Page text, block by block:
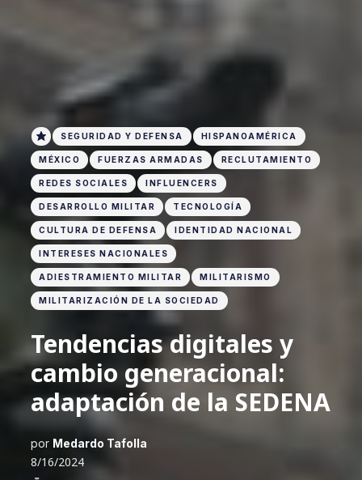
SEGURIDAD Y DEFENSA HISPANOAMÉRICA
MÉXICO FUERZAS ARMADAS RECLUTAMIENTO
REDES SOCIALES INFLUENCERS
DESARROLLO MILITAR TECNOLOGÍA
CULTURA DE DEFENSA IDENTIDAD NACIONAL
INTERESES NACIONALES
ADIESTRAMIENTO MILITAR MILITARISMO
MILITARIZACIÓN DE LA SOCIEDAD
Tendencias digitales y
cambio generacional:
adaptación de la SEDENA
por Medardo Tafolla
8/16/2024